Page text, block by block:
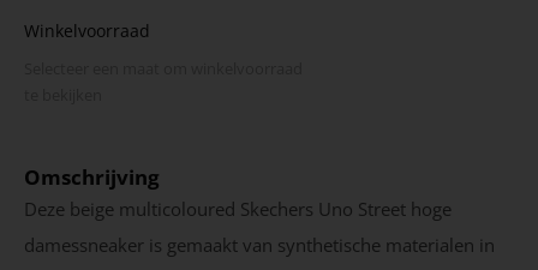
Winkelvoorraad
Omschrijving
Deze beige multicoloured Skechers Uno Street hoge
damessneaker is gemaakt van synthetische materialen in